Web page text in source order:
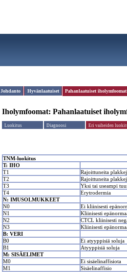
Johdanto Hyvänlaatuiset Pahanlaatuiset iholymfoomat
Iholymfoomat: Pahanlaatuiset
Luokitus Diagnoosi Eri vaiheiden
TNM-luokitus
T: IHO
T1
Rajoittuneita
T2
Rajoittuneita
T3
Yksi tai useampi
T4
Erytrodermia
N: IMUSOLMUKKEET
N0
Ei kliinisesti
N1
Kliinisesti
N2
CTCL kliinisesti
N3
Kliinisesti
B: VERI
B0
Ei atyyppisiä soluja
B1
Atyyppisiä soluja
M: SISÄELIMET
M0
Ei sisäelinaffisiota
M1
Sisäelinaffisio